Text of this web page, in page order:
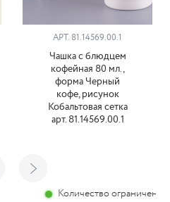
АРТ. 81.14569.00.1
Чашка с блюдцем
кофейная 80 мл.,
форма Черный
кофе, рисунок
Кобальтовая сетка
арт. 81.14569.00.1
Количество ограничено